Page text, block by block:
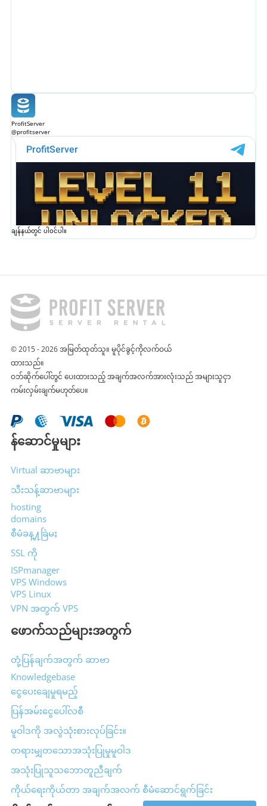
ProfitServer
@profitserver
ချန်နယ်တွင် ပါဝင်ပါ။
© 2015 - 2026 အမြတ်ထုတ်သူ။ မူပိုင်ခွင့်ကိုလက်ဝယ်
ထားသည်။
ဝဘ်ဆိုက်ပေါ်တွင် ပေးထားသည့် အချက်အလက်အားလုံးသည် အများသူငှာ
ကမ်းလှမ်းချက်မဟုတ်ပေ။
န်ဆောင်မှုများ
Virtual ဆာဗာများ
သီးသန့်ဆာဗာများ
hosting
domains
စီမံခန္႔ခြဲမႈ
SSL ကို
ISPmanager
VPS Windows
VPS Linux
VPN အတွက် VPS
ဖောက်သည်များအတွက်
တုံ့ပြန်ချက်အတွက် ဆာဗာ
Knowledgebase
ငွေပေးချေမှုရမည့်
ပြန်အမ်းငွေပေါ်လစီ
မူဝါဒကို အလွဲသုံးစားလုပ်ခြင်း။
တရားမျှတသောအသုံးပြုမှုမူဝါဒ
အသုံးပြုသူသဘောတူညီချက်
ကိုယ်ရေးကိုယ်တာ အချက်အလက် စီမံဆောင်ရွက်ခြင်း